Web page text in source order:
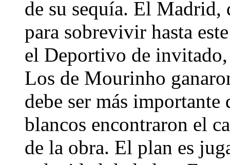
de su sequía. El Madrid,
para sobrevivir hasta
el Deportivo de
Los de Mourinho
debe ser más importante
blancos encontraron el
de la obra. El plan es